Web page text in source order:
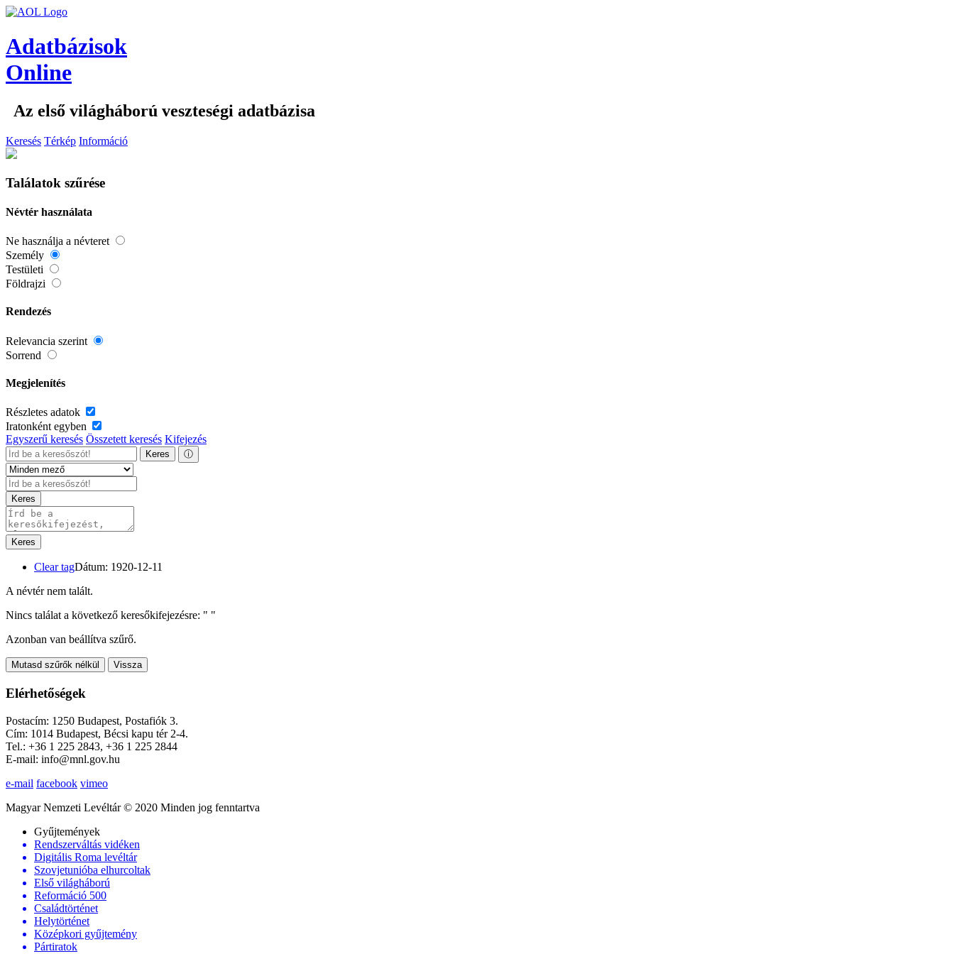
Adatbázisok
Online
Az első világháború veszteségi adatbázisa
Keresés Térkép Információ
Találatok szűrése
Névtér használata
Ne használja a névteret
Személy
Testületi
Földrajzi
Rendezés
Relevancia szerint
Sorrend
Megjelenítés
Részletes adatok
Iratonként egyben
Egyszerű keresés Összetett keresés Kifejezés
Keres ⓘ
Keres
Keres
Clear tagDátum: 1920-12-11
A névtér nem talált.
Nincs találat a következő keresőkifejezésre: " "
Azonban van beállítva szűrő.
Mutasd szűrők nélkül Vissza
Elérhetőségek
Postacím: 1250 Budapest, Postafiók 3.
Cím: 1014 Budapest, Bécsi kapu tér 2-4.
Tel.: +36 1 225 2843, +36 1 225 2844
E-mail: info@mnl.gov.hu
e-mail facebook vimeo
Magyar Nemzeti Levéltár © 2020 Minden jog fenntartva
Gyűjtemények
Rendszerváltás vidéken
Digitális Roma levéltár
Szovjetunióba elhurcoltak
Első világháború
Reformáció 500
Családtörténet
Helytörténet
Középkori gyűjtemény
Pártiratok